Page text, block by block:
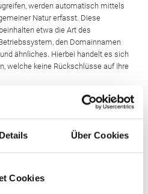
Details Über Cookies
Cookies
werden automatisch mittels
Natur erfasst. Diese
etwa die Art des
den Domainnamen
ähnliches. Hierbei handelt es sich
welche keine Rückschlüsse auf Ihre
notwendig, um von Ihnen
korrekt auszuliefern und fallen bei
Verbindungsaufbaus der
und -stabilität sowie